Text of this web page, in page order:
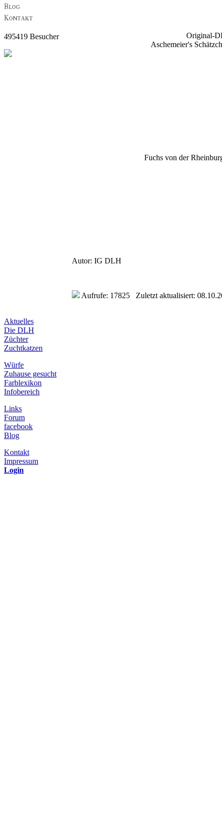
495419 Besucher
Original-
Aschemeier's
Fuchs von der
Autor: IG DLH
Aufrufe: 17825 Zuletzt aktualisiert:
Aktuelles
Die DLH
Züchter
Zuchtkatzen
Würfe
Zuhause gesucht
Farblexikon
Infobereich
Links
Forum
facebook
Blog
Kontakt
Impressum
Login